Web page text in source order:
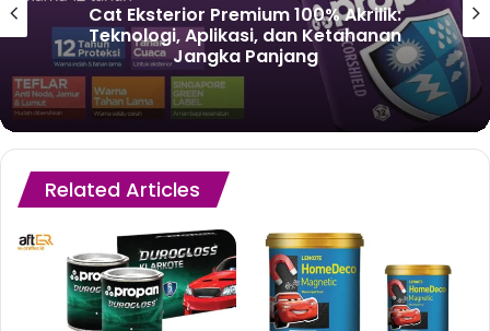
Cat Eksterior Premium 100% Akrilik:
Teknologi, Aplikasi, dan Ketahanan
Jangka Panjang
Related Articles